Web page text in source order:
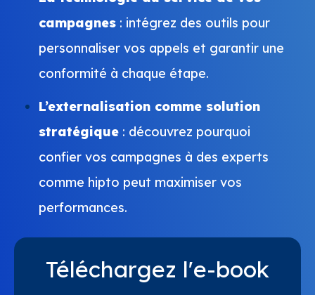
campagnes : intégrez des outils pour
personnaliser vos appels et garantir une
conformité à chaque étape.
L’externalisation comme solution
stratégique : découvrez pourquoi
confier vos campagnes à des experts
comme hipto peut maximiser vos
performances.
Téléchargez l'e-book